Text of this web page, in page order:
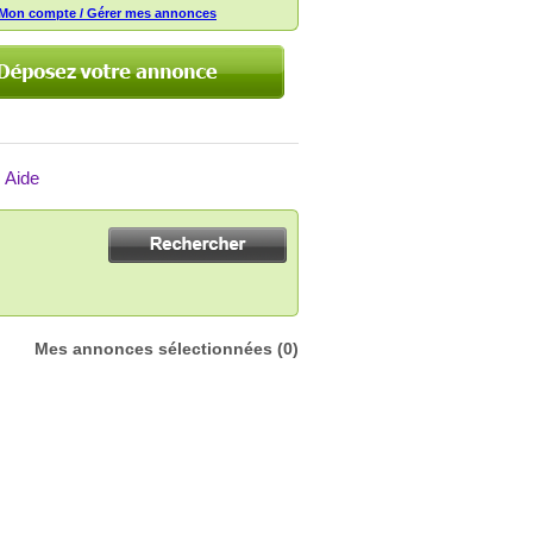
compte / Gérer mes annonces
Aide
Mes annonces sélectionnées (0)